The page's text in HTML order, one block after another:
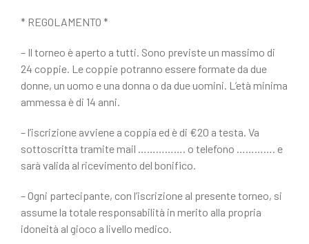
* REGOLAMENTO *
– Il torneo è aperto a tutti. Sono previste un massimo di
24 coppie. Le coppie potranno essere formate da due
donne, un uomo e una donna o da due uomini. L’età minima
ammessa è di 14 anni.
– l’iscrizione avviene a coppia ed è di €20 a testa. Va
sottoscritta tramite mail ……………. o telefono …………. e
sarà valida al ricevimento del bonifico.
– Ogni partecipante, con l’iscrizione al presente torneo, si
assume la totale responsabilità in merito alla propria
idoneità al gioco a livello medico.